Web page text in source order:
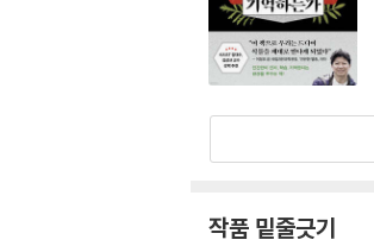
작품 밑줄긋기